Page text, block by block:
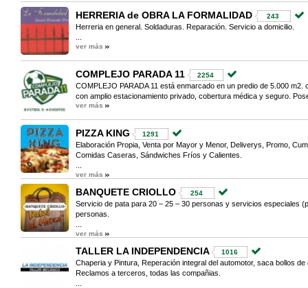
HERRERIA de OBRA LA FORMALIDAD 243
Herreria en general. Soldaduras. Reparación. Servicio a domicilio.
ver más
COMPLEJO PARADA 11 2254
COMPLEJO PARADA 11 está enmarcado en un predio de 5.000
con amplio estacionamiento privado, cobertura médica y seguro.
ver más
PIZZA KING 1291
Elaboración Propia, Venta por Mayor y Menor, Deliverys, Promo,
Comidas Caseras, Sándwiches Fríos y Calientes.
ver más
BANQUETE CRIOLLO 254
Servicio de pata para 20 – 25 – 30 personas y servicios especiales
personas.
ver más
TALLER LA INDEPENDENCIA 1016
Chaperia y Pintura, Reperación integral del automotor, saca bollos
Reclamos a terceros, todas las compañias.